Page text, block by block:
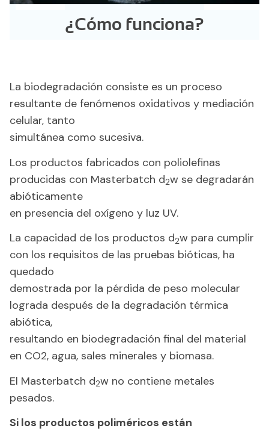
¿Cómo funciona?
La biodegradación consiste es un proceso
resultante de fenómenos oxidativos y mediación
celular, tanto
simultánea como sucesiva.
Los productos fabricados con poliolefinas
producidas con Masterbatch d2w se degradarán
abióticamente
en presencia del oxígeno y luz UV.
La capacidad de los productos d2w para cumplir
con los requisitos de las pruebas bióticas, ha
quedado
demostrada por la pérdida de peso molecular
lograda después de la degradación térmica
abiótica,
resultando en biodegradación final del material
en CO2, agua, sales minerales y biomasa.
El Masterbatch d2w no contiene metales
pesados.
Si los productos poliméricos están